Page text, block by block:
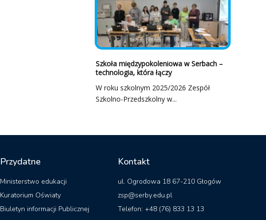
Szkoła międzypokoleniowa w Serbach –
technologia, która łączy
W roku szkolnym 2025/2026 Zespół
Szkolno-Przedszkolny w...
Przydatne
Ministerstwo edukacji
Kuratorium Oświaty
Biuletyn informacji Publicznej
Kontakt
ul. Ogrodowa 18 67-210 Głogów
zsp@serby.edu.pl
Telefon: +48 (76) 833 13 13